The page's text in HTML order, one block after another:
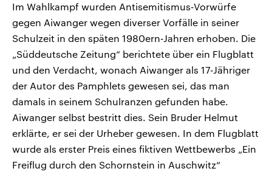
Im Wahlkampf wurden Antisemitismus-Vorwürfe
gegen Aiwanger wegen diverser Vorfälle in seiner
Schulzeit in den späten 1980ern-Jahren erhoben. Die
„Süddeutsche Zeitung“ berichtete über ein Flugblatt
und den Verdacht, wonach Aiwanger als 17-Jähriger
der Autor des Pamphlets gewesen sei, das man
damals in seinem Schulranzen gefunden habe.
Aiwanger selbst bestritt dies. Sein Bruder Helmut
erklärte, er sei der Urheber gewesen. In dem Flugblatt
wurde als erster Preis eines fiktiven Wettbewerbs „Ein
Freiflug durch den Schornstein in Auschwitz“